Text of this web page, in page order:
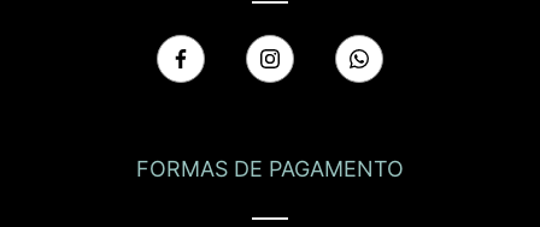
FORMAS DE PAGAMENTO